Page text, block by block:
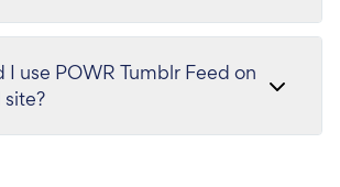
I use POWR Tumblr Feed on